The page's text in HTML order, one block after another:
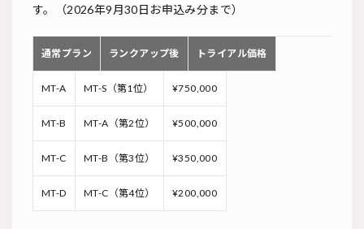
す。（2026年9月30日お申込み分まで）
通常プラン ランクアップ後 トライアル価格
MT-A MT-S（第1位） ¥750,000
MT-B MT-A（第2位） ¥500,000
MT-C MT-B（第3位） ¥350,000
MT-D MT-C（第4位） ¥200,000